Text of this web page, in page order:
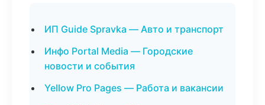
ИП Guide Spravka — Авто и транспорт
Инфо Portal Media — Городские
новости и события
Yellow Pro Pages — Работа и вакансии